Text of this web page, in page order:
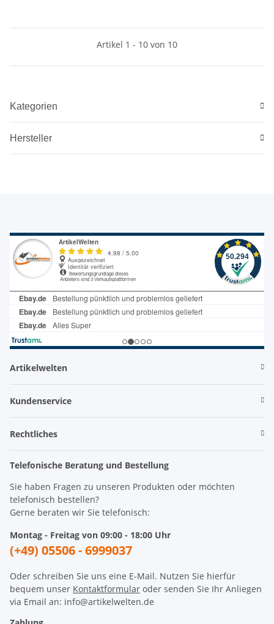
Artikel 1 - 10 von 10
Kategorien
Hersteller
Artikelwelten
Kundenservice
Rechtliches
Telefonische Beratung und Bestellung
Sie haben Fragen zu unseren Produkten oder möchten
telefonisch bestellen?
Gerne beraten wir Sie telefonisch:
Montag - Freitag von 09:00 - 18:00 Uhr
(+49) 05506 - 6999037
Oder schreiben Sie uns eine E-Mail. Nutzen Sie hierfür
bequem unser Kontaktformular oder senden Sie Ihr Anliegen
via Email an: info@artikelwelten.de